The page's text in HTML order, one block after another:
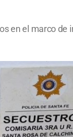
en el marco de